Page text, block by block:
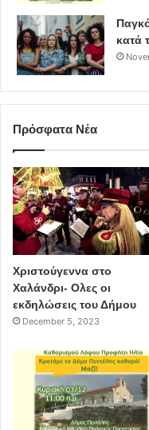
κατά
Πρόσφατα Νέα
Χριστούγεννα στο
Χαλάνδρι- Ολες οι
εκδηλώσεις του Δήμου
December 5, 2023